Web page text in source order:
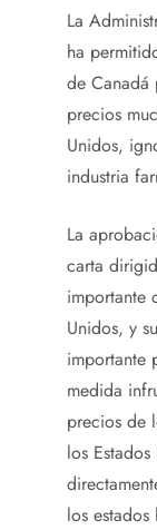
La
ha
de Canadá
precios
Unidos,
industria
La
carta
importante
Unidos, y
importante
medida
precios de
los
los